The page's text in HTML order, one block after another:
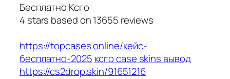
Бесплатно Ксго
4 stars based on13655 reviews
https://topcases.online/кейс-
бесплатно-2025 ксго case skins вывод
https://cs2drop.skin/91651216